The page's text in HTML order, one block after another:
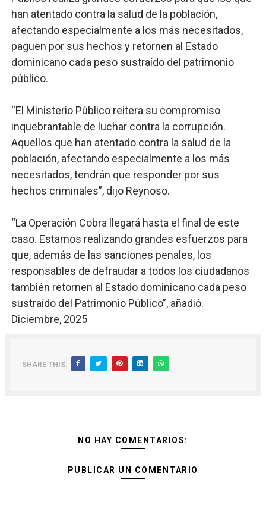
han atentado contra la salud de la población,
afectando especialmente a los más necesitados,
paguen por sus hechos y retornen al Estado
dominicano cada peso sustraído del patrimonio
público.
“El Ministerio Público reitera su compromiso
inquebrantable de luchar contra la corrupción.
Aquellos que han atentado contra la salud de la
población, afectando especialmente a los más
necesitados, tendrán que responder por sus
hechos criminales”, dijo Reynoso.
“La Operación Cobra llegará hasta el final de este
caso. Estamos realizando grandes esfuerzos para
que, además de las sanciones penales, los
responsables de defraudar a todos los ciudadanos
también retornen al Estado dominicano cada peso
sustraído del Patrimonio Público”, añadió.
Diciembre, 2025
SHARE THIS:
NO HAY COMENTARIOS:
PUBLICAR UN COMENTARIO